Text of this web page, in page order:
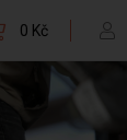
0 Kč